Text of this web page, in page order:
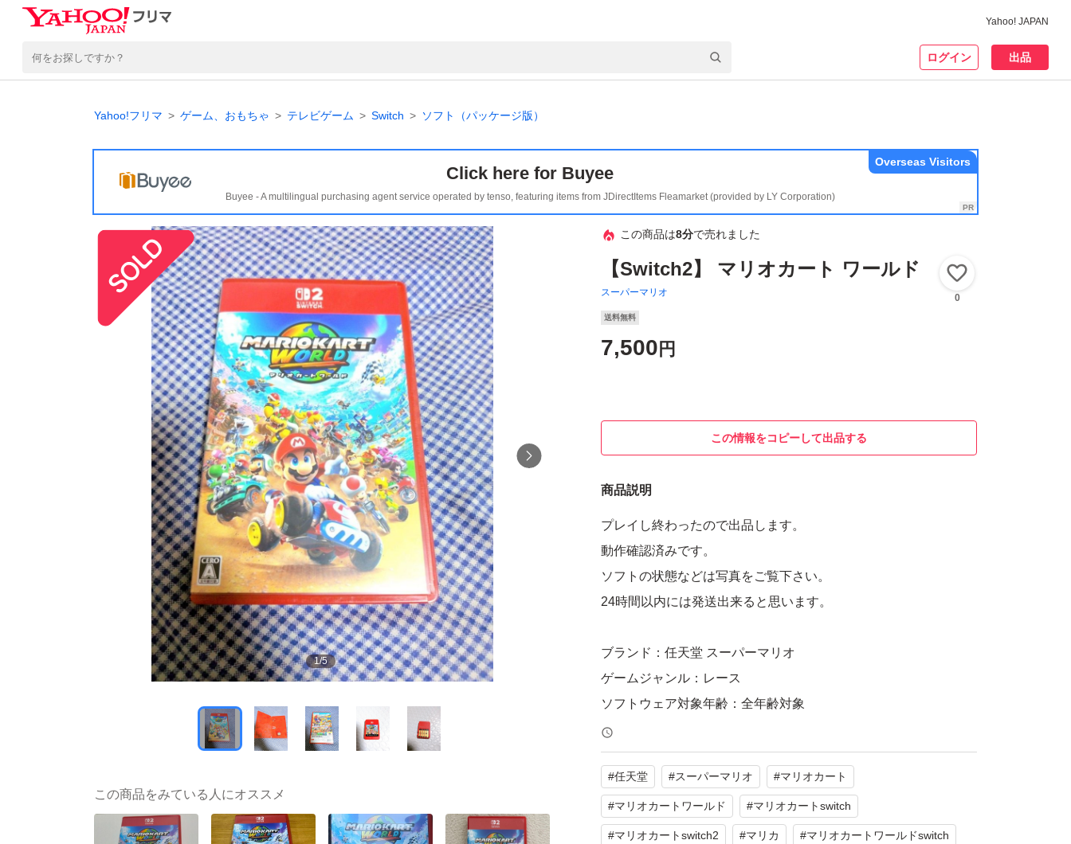
Yahoo! JAPAN
ログイン 出品
Yahoo!フリマ ゲーム、おもちゃ テレビゲーム Switch ソフト（パッケージ版）
Click here for Buyee
Buyee - A multilingual purchasing agent service operated by tenso, featuring items from JDirectItems Fleamarket (provided by LY Corporation)
Overseas Visitors
1/5
この商品は8分で売れました
【Switch2】 マリオカート ワールド
スーパーマリオ 0
送料無料
7,500 円
この情報をコピーして出品する
商品説明
プレイし終わったので出品します。
動作確認済みです。
ソフトの状態などは写真をご覧下さい。
24時間以内には発送出来ると思います。
ブランド：任天堂 スーパーマリオ
ゲームジャンル：レース
ソフトウェア対象年齢：全年齢対象
パッケージ種類：通常版
オンライン：オンライン対応
プレイモード：TVモード対応 テーブルモード対応 携帯モード対
応
携帯モードプレイ人数：1 人
#任天堂 #スーパーマリオ #マリオカート
#マリオカートワールド #マリオカートswitch
#マリオカートswitch2 #マリカ #マリオカートワールドswitch
この商品をみている人にオススメ